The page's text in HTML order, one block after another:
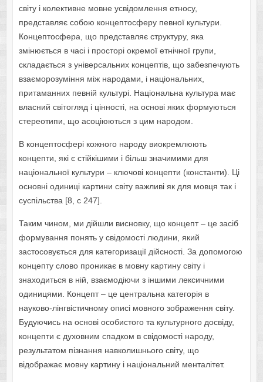
світу і колективне мовне усвідомлення етносу,
представляє собою концептосферу певної культури.
Концептосфера, що представляє структуру, яка
змінюється в часі і просторі окремої етнічної групи,
складається з універсальних концептів, що забезпечують
взаєморозуміння між народами, і національних,
притаманних певній культурі. Національна культура має
власний світогляд і цінності, на основі яких формуються
стереотипи, що асоціюються з цим народом.
В концептосфері кожного народу виокремлюють
концепти, які є стійкішими і більш значимими для
національної культури – ключові концепти (константи). Ці
основні одиниці картини світу важливі як для мовця так і
суспільства [8, с 247].
Таким чином, ми дійшли висновку, що концепт – це засіб
формування понять у свідомості людини, який
застосовується для категоризації дійсності. За допомогою
концепту слово проникає в мовну картину світу і
знаходиться в ній, взаємодіючи з іншими лексичними
одиницями. Концепт – це центральна категорія в
науково-лінгвістичному описі мовного зображення світу.
Будуючись на основі особистого та культурного досвіду,
концепти є духовним спадком в свідомості народу,
результатом пізнання навколишнього світу, що
відображає мовну картину і національний менталітет.